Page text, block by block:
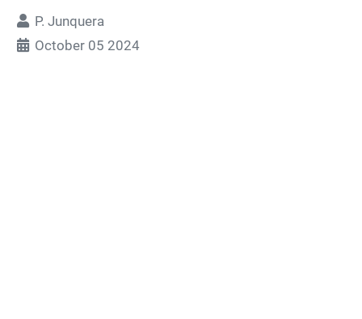
P. Junquera
October 05 2024